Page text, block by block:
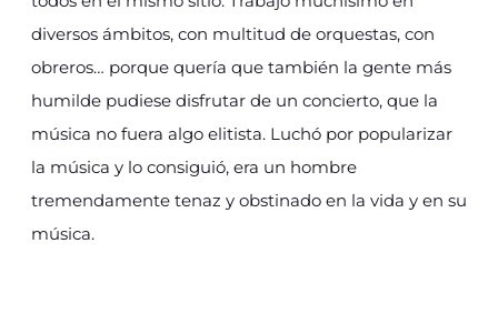
diversos ámbitos, con multitud de orquestas, con
obreros… porque quería que también la gente más
humilde pudiese disfrutar de un concierto, que la
música no fuera algo elitista. Luchó por popularizar
la música y lo consiguió, era un hombre
tremendamente tenaz y obstinado en la vida y en su
música.